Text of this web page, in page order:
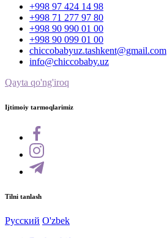
+998 97 424 14 98
+998 71 277 97 80
+998 90 990 01 00
+998 90 099 01 00
chiccobabyuz.tashkent@gmail.com
info@chiccobaby.uz
Qayta qo'ng'iroq
Ijtimoiy tarmoqlarimiz
Tilni tanlash
Русский O'zbek